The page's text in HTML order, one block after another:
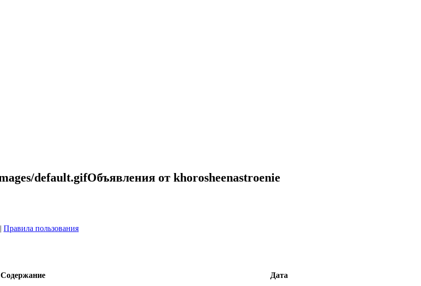
Объявления от khorosheenastroenie
| Правила пользования
Содержание
Дата